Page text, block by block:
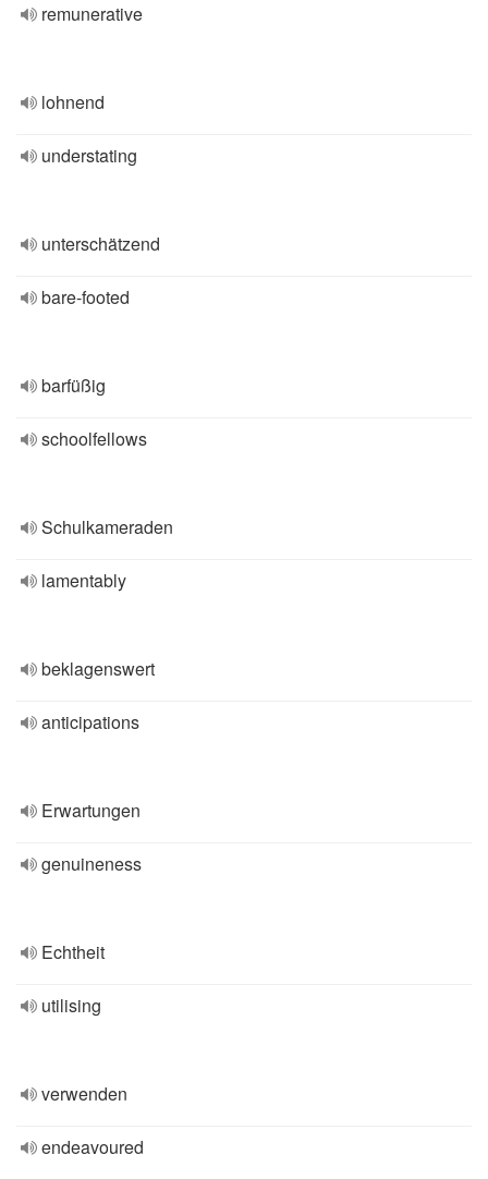
remunerative
lohnend
understating
unterschätzend
bare-footed
barfüßig
schoolfellows
Schulkameraden
lamentably
beklagenswert
anticipations
Erwartungen
genuineness
Echtheit
utilising
verwenden
endeavoured